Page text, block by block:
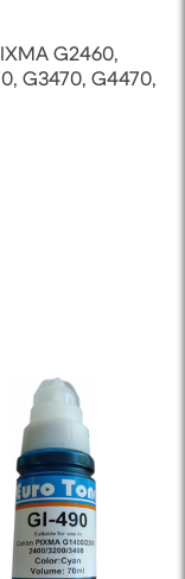
G2460,
G3470, G4470,